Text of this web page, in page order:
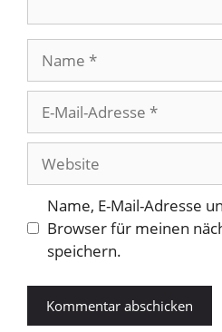
Mail-
Adresse
Website
Name, E-Mail-Adresse
Browser für meinen
speichern.